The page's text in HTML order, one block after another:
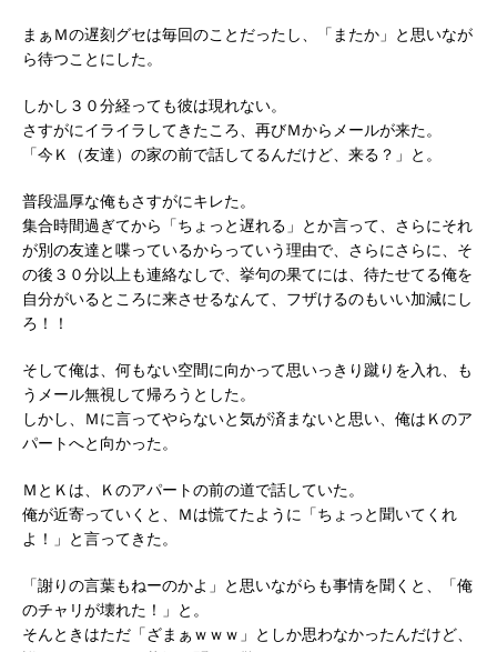
まぁＭの遅刻グセは毎回のことだったし、「またか」と思いなが
ら待つことにした。
しかし３０分経っても彼は現れない。
さすがにイライラしてきたころ、再びＭからメールが来た。
「今Ｋ（友達）の家の前で話してるんだけど、来る？」と。
普段温厚な俺もさすがにキレた。
集合時間過ぎてから「ちょっと遅れる」とか言って、さらにそれ
が別の友達と喋っているからっていう理由で、さらにさらに、そ
の後３０分以上も連絡なしで、挙句の果てには、待たせてる俺を
自分がいるところに来させるなんて、フザけるのもいい加減にし
ろ！！
そして俺は、何もない空間に向かって思いっきり蹴りを入れ、も
うメール無視して帰ろうとした。
しかし、Ｍに言ってやらないと気が済まないと思い、俺はＫのア
パートへと向かった。
ＭとＫは、Ｋのアパートの前の道で話していた。
俺が近寄っていくと、Ｍは慌てたように「ちょっと聞いてくれ
よ！」と言ってきた。
「謝りの言葉もねーのかよ」と思いながらも事情を聞くと、「俺
のチャリが壊れた！」と。
そんときはただ「ざまぁｗｗｗ」としか思わなかったんだけど、